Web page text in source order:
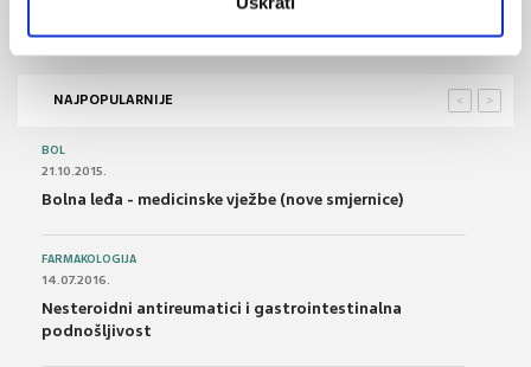
Obilježen Hrvatski dan ljekarni
NAJPOPULARNIJE >
<
BOL
21.10.2015.
Bolna leđa - medicinske vježbe (nove smjernice)
FARMAKOLOGIJA
14.07.2016.
Nesteroidni antireumatici i gastrointestinalna
podnošljivost